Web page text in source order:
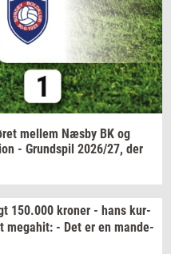
samt
på mail. Det er altid
mel­lem Næsby BK og
- Grund­spil 2026/27, der
150.000 kro­ner - hans kur­
me­ga­hit: - Det er en mande-​